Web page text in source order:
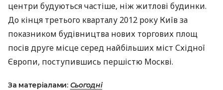
центри будуються частіше, ніж житлові будинки.
До кінця третього кварталу 2012 року Київ за
показником будівництва нових торгових площ
посів друге місце серед найбільших міст Східної
Європи, поступившись першістю Москві.
За матеріалами: Сьогодні